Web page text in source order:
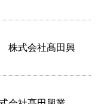
式会社髙田興